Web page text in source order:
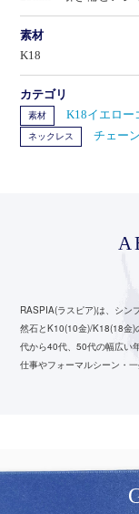
素材
K18
カテゴリ
素材 K18イエロー
ネックレス チェー
RASPIA(ラスピア)は、シン
然石とK10(10金)/K18(18金)
代から40代、50代の幅広い
仕事やフォーマルシーン・